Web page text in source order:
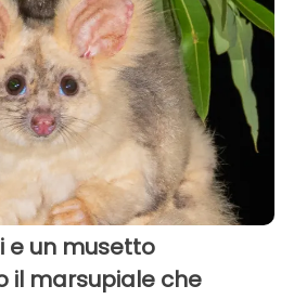
e un musetto
il marsupiale che